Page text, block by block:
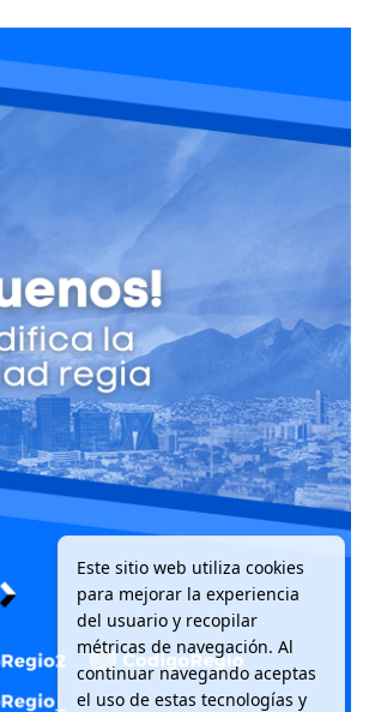
Este sitio web utiliza cookies
para mejorar la experiencia
del usuario y recopilar
métricas de navegación. Al
continuar navegando aceptas
el uso de estas tecnologías y